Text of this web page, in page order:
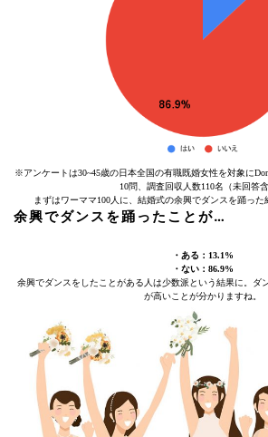
※アンケートは30~45歳の日本全国の有職既婚女性を対象に
10問、調査回収人数110名（未回答含
まずはワーママ100人に、結婚式の余興でダンスを踊った
余興でダンスを踊ったことが…
・ある：13.1%
・ない：86.9%
余興でダンスをしたことがある人は少数派という結果に。ダ
が高いことが分かりますね。